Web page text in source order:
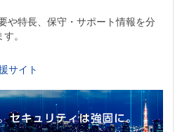
や特長、保守・サポート情報を分
。
サイト